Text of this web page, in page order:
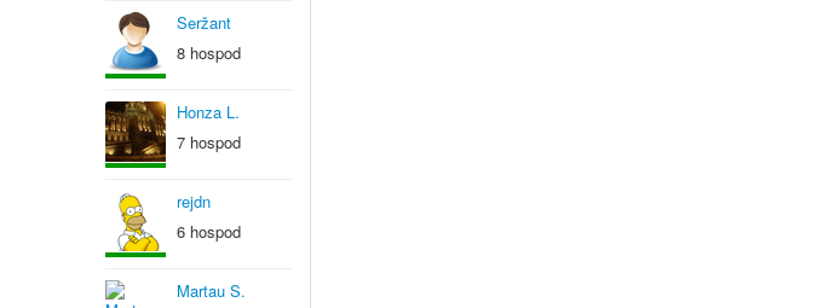
Seržant
8 hospod
Honza L.
7 hospod
rejdn
6 hospod
Martau S.